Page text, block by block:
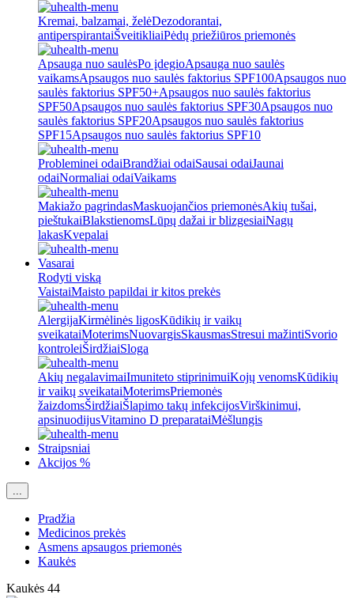
Kremai, balzamai, želėDezodorantai,
antiperspirantaiŠveitikliaiPėdų priežiūros priemonės
Apsauga nuo saulėsPo įdegioApsauga nuo saulės
vaikamsApsaugos nuo saulės faktorius SPF100Apsaugos nuo
saulės faktorius SPF50+Apsaugos nuo saulės faktorius
SPF50Apsaugos nuo saulės faktorius SPF30Apsaugos nuo
saulės faktorius SPF20Apsaugos nuo saulės faktorius
SPF15Apsaugos nuo saulės faktorius SPF10
Probleminei odaiBrandžiai odaiSausai odaiJaunai
odaiNormaliai odaiVaikams
Makiažo pagrindasMaskuojančios priemonėsAkių tušai,
pieštukaiBlakstienomsLūpų dažai ir blizgesiaiNagų
lakasKvepalai
Vasarai
Rodyti viską
VaistaiMaisto papildai ir kitos prekės
AlergijaKirmėlinės ligosKūdikių ir vaikų
sveikataiMoterimsNuovargisSkausmasStresui mažintiSvorio
kontroleiŠirdžiaiSloga
Akių negalavimaiImuniteto stiprinimuiKojų venomsKūdikių
ir vaikų sveikataiMoterimsPriemonės
žaizdomsŠirdžiaiŠlapimo takų infekcijosVirškinimui,
apsinuodijusVitamino D preparataiMėšlungis
Straipsniai
Akcijos %
...
Pradžia
Medicinos prekės
Asmens apsaugos priemonės
Kaukės
Kaukės 44